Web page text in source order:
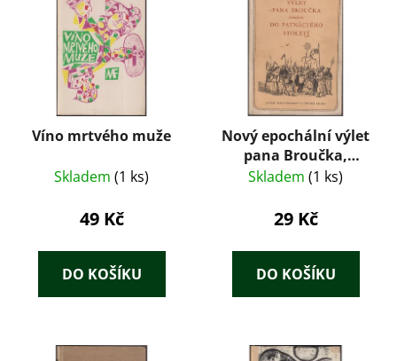
Víno mrtvého muže
Skladem (1 ks)
49 Kč
DO KOŠÍKU
Nový epochální výlet
pana Broučka,
tentokrát do
Svatopluk Čech
Skladem (1 ks)
29 Kč
DO KOŠÍKU